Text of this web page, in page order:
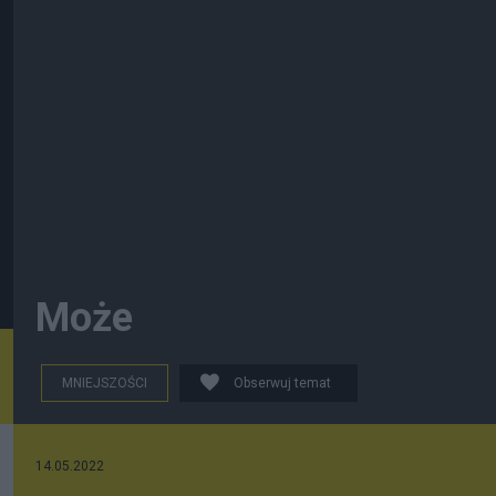
Może
MNIEJSZOŚCI Obserwuj temat
14.05.2022